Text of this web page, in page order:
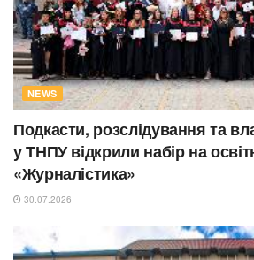
NEWS
Подкасти, розслідування та
у ТНПУ відкрили набір на
«Журналістика»
30.07.2026